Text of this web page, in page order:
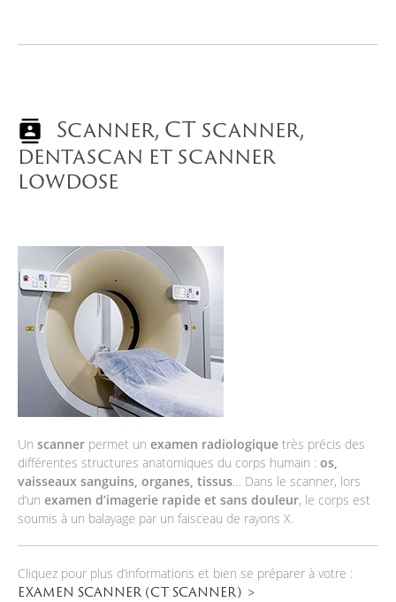
Scanner, CT scanner,
dentascan et scanner
lowdose
Un scanner permet un examen radiologique très précis des
différentes structures anatomiques du corps humain : os,
vaisseaux sanguins, organes, tissus… Dans le scanner, lors
d’un examen d’imagerie rapide et sans douleur, le corps est
soumis à un balayage par un faisceau de rayons X.
Cliquez pour plus d’informations et bien se préparer à votre :
EXAMEN SCANNER (CT SCANNER)